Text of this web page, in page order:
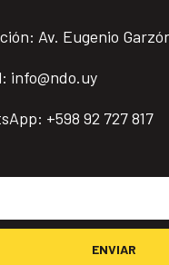
Av. Eugenio
info@ndo.uy
+598 92 727 817
ENVIAR